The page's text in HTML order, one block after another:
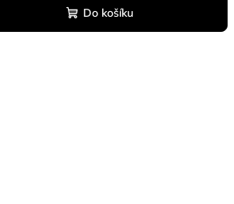
Do košíku